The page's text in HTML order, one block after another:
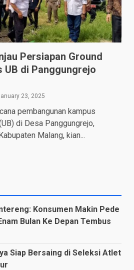
Persiapan Ground
UB di Panggungrejo
23, 2025
pembangunan kampus
di Desa Panggungrejo,
Malang, kian...
Konsumen Makin Pede
Bulan Ke Depan Tembus
Siap Bersaing di Seleksi Atlet